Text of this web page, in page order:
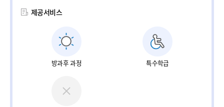
제공서비스
방과후 과정 특수학급